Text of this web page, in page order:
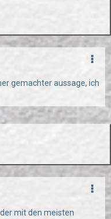
gemachter aussage, ich
mit den meisten